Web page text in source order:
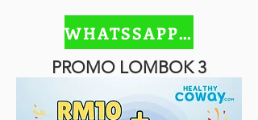
WHATSSAPP SEKARANG
PROMO LOMBOK 3